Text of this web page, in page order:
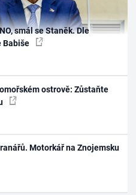
smál se Staněk. Dle
Babiše
ostrově: Zůstaňte
Motorkář na Znojemsku